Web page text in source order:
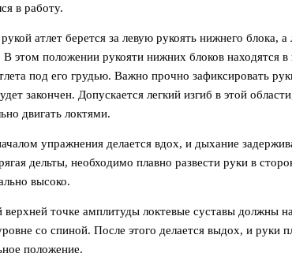
в работу.
атлет берется за левую рукоять нижнего блока, а
В этом положении рукояти нижних блоков находятся
под его грудью. Важно прочно зафиксировать
закончен. Допускается легкий изгиб в этой
двигать локтями.
упражнения делается вдох, и дыхание
дельты, необходимо плавно развести руки в
высоко.
верхней точке амплитуды локтевые суставы должны
со спиной. После этого делается выдох, и руки
положение.